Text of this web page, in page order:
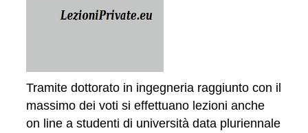
Tramite dottorato in ingegneria raggiunto con il
massimo dei voti si effettuano lezioni anche
on line a studenti di università data pluriennale